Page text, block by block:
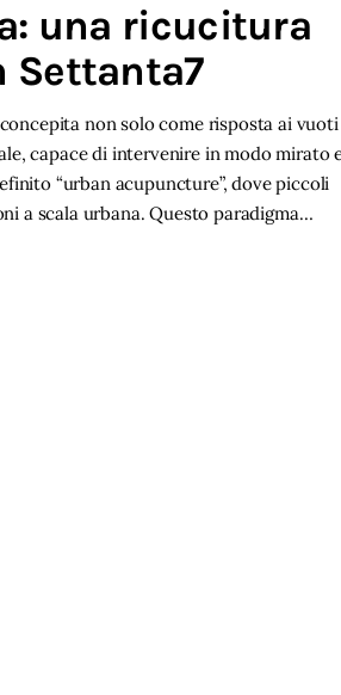
una ricucitura
Settanta7
non solo come risposta ai
capace di intervenire in modo mirato
“urban acupuncture”, dove piccoli
a scala urbana. Questo paradigma…